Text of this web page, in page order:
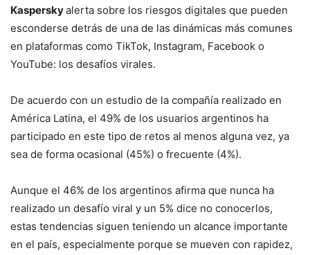
Kasperskyalerta sobre los riesgos digitales que pueden
esconderse detrás de una de las dinámicas más comunes
en plataformas como TikTok, Instagram, Facebook o
YouTube: los desafíos virales.
De acuerdo con un estudio de la compañía realizado en
América Latina, el 49% de los usuarios argentinos ha
participado en este tipo de retos al menos alguna vez, ya
sea de forma ocasional (45%) o frecuente (4%).
Aunque el 46% de los argentinos afirma que nunca ha
realizado un desafío viral y un 5% dice no conocerlos,
estas tendencias siguen teniendo un alcance importante
en el país, especialmente porque se mueven con rapidez,